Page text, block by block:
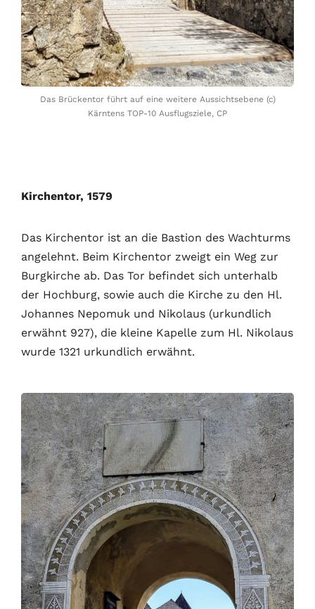
Das Brückentor führt auf eine weitere Aussichtsebene (c)
Kärntens TOP-10 Ausflugsziele, CP
Kirchentor, 1579
Das Kirchentor ist an die Bastion des Wachturms
angelehnt. Beim Kirchentor zweigt ein Weg zur
Burgkirche ab. Das Tor befindet sich unterhalb
der Hochburg, sowie auch die Kirche zu den Hl.
Johannes Nepomuk und Nikolaus (urkundlich
erwähnt 927), die kleine Kapelle zum Hl. Nikolaus
wurde 1321 urkundlich erwähnt.